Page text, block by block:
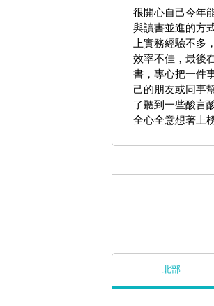
很開心自己今年
與讀書並進的方
上實務經驗不多
效率不佳，最後
書，專心把一件
己的朋友或同事
了聽到一些酸言
全心全意想著上
北部